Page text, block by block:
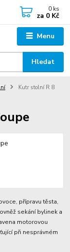
Menu
Hledat
0 ks
za 0 Kč
Kutr stolní R 8
přípravu těsta,
sekání bylinek a
motorovou
při nesprávném